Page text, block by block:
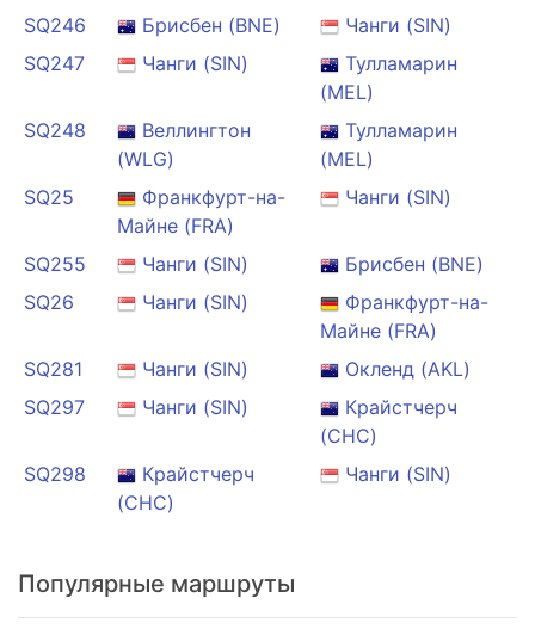
SQ246
Брисбен (BNE)
Чанги (SIN)
SQ247
Чанги (SIN)
Тулламарин
(MEL)
SQ248
Веллингтон
(WLG)
Тулламарин
(MEL)
SQ25
Франкфурт-на-
Майне (FRA)
Чанги (SIN)
SQ255 Чанги (SIN)
Брисбен (BNE)
SQ26
Чанги (SIN)
Франкфурт-на-
Майне (FRA)
SQ281
Чанги (SIN)
Окленд (AKL)
SQ297
Чанги (SIN)
Крайстчерч
(CHC)
SQ298
Крайстчерч
(CHC)
Чанги (SIN)
Популярные маршруты